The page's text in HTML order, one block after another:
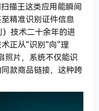
描王这类应用能瞬间
精准识别证件信息
技术二十余年的进
正从"识别"向"理
照片，系统不仅能识
款商品链接，这种跨